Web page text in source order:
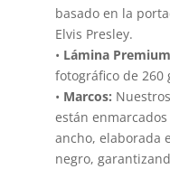
basado en la
Elvis Presley.
• Lámina
fotográfico de 260
• Marcos:
están
ancho, elaborada
negro,